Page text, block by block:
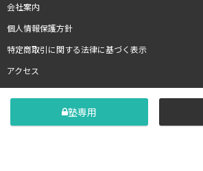
会社案内
個人情報保護方針
特定商取引に関する法律に基づく表示
アクセス
塾専用